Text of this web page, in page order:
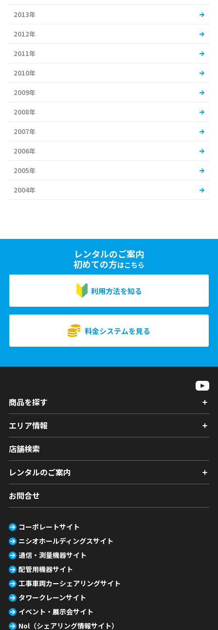
2013年
2012年
2011年
2010年
2009年
2008年
2007年
2006年
2005年
2004年
レンタルのご案内
初めての方はこちら
利用方法を知る
料金システムを見る
商品を探す
エリア情報
店舗検索
レンタルのご案内
お問合せ
コーポレートサイト
ニシオホールディングスサイト
通信・測量機器サイト
配管用機器サイト
工事車両カーシェアリングサイト
タワークレーンサイト
イベント・展示会サイト
Nol（シェアリング情報サイト）